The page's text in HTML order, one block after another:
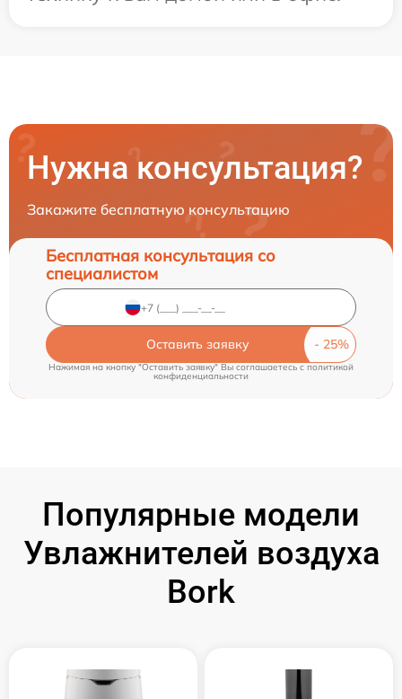
Нужна консультация?
Закажите бесплатную консультацию
Бесплатная консультация со
специалистом
Оставить заявку
Нажимая на кнопку "Оставить заявку" Вы соглашаетесь cполитикой
конфиденциальности
Популярные модели
Увлажнителей воздуха
Bork